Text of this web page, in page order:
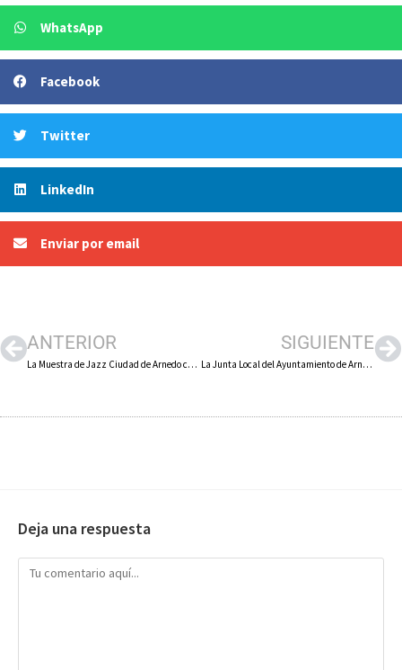
WhatsApp
Facebook
Twitter
LinkedIn
Enviar por email
ANTERIOR
La Muestra de Jazz Ciudad de Arnedo celebra su 18º aniversario reuniendo a algunos de los grandes músicos que han participado en ediciones anteriores
SIGUIENTE
La Junta Local del Ayuntamiento de Arnedo concede licencia a una nueva gasolinera en el polígono El Campillo
Deja una respuesta